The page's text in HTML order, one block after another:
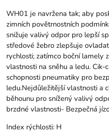
WH01 je navržena tak; aby
zimních povětrnostních
snižuje valivý odpor pro lepší
středové žebro zlepšuje
rychlosti; zatímco boční lamely
vlastnosti na sněhu a ledu.
schopnosti pneumatiky pro
ledu.Nejdůležitější vlastnosti a
běhounu pro snížený valivý
brzdné vlastnosti- Bezpečná
Index rýchlosti: H